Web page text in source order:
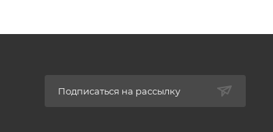
Подписаться на рассылку